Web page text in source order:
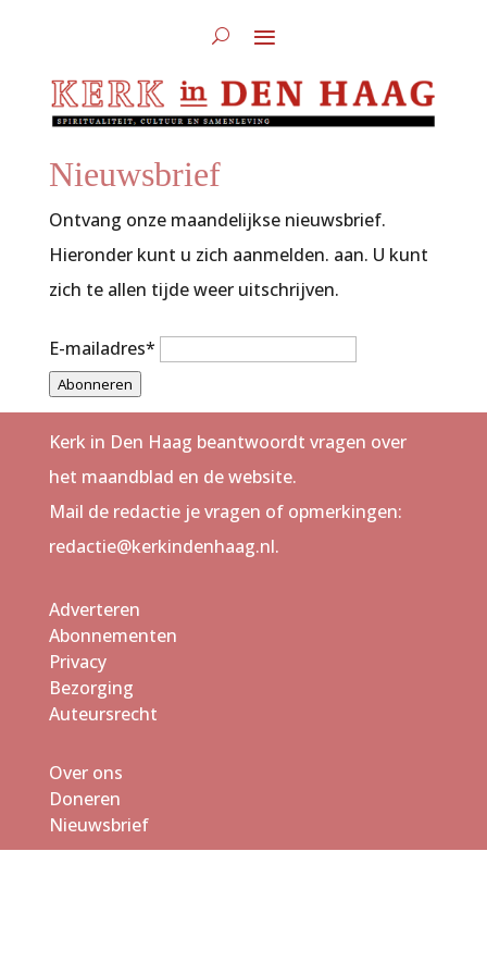
Nieuwsbrief
Ontvang onze maandelijkse nieuwsbrief.
Hieronder kunt u zich aanmelden. aan. U kunt
zich te allen tijde weer uitschrijven.
E-mailadres*
Abonneren
Kerk in Den Haag beantwoordt vragen over
het maandblad en de website.
Mail de redactie je vragen of opmerkingen:
redactie@kerkindenhaag.nl.
Adverteren
Abonnementen
Privacy
Bezorging
Auteursrecht
Over ons
Doneren
Nieuwsbrief